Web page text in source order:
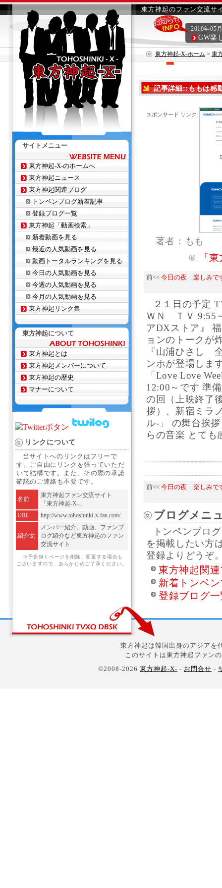
東方神起のファン交流サ
東方神起-X-ホーム > 東
2010年05
GW楽
記事詳細::ももは感
スポンサード リンク
著者：もも
「
前<< 今日の夜 楽しみで
２１日の予定
ＷＮ ＴＶ 9:55
アDXストア』
ョンのトークが
『山浦ひさし
ンホが登場しま
「Love Love
12:00～です 準
の回（上映終了
拶）、新宿ミラ
ル-」 の舞台挨
らの音楽 とても
前<< 今日の夜 楽しみで
ブログメニ
トンペンブロ
を掲載したい方
登録よりどうぞ
東方神起関
新着トンペ
登録ブログ
サイトメニュー
東方神起-X-のホームへ
東方神起ニュース
東方神起関連ブログ
トンペンブログ新着記事
登録ブログ一覧
東方神起「動画検索」
新着動画を見る
最近の人気動画を見る
動画トータルランキングを見る
今日の人気動画を見る
今週の人気動画を見る
今月の人気動画を見る
東方神起リンク集
東方神起について
東方神起とは
東方神起メンバーについて
東方神起の歴史
マナーについて
リンクについて
当サイトへのリンクはフリーで
す。ご自由にリンクを張っていただ
いて結構です。また、その際の承諾
確認のご連絡も不要です。
名前
東方神起ファン交流サイト
「東方神起-X-」
URL
http://www.tohoshinki-x-fan.com/
紹介文
メンバー紹介、動画、ファンブ
ログ紹介など東方神起のファン
交流サイト
※予告無くページを削除、変更する場合も
ございますので、あらかじめご了承ください。
東方神起は韓国出身のアジアを
このサイトは東方神起ファン
©2008-2026 東方神起-X- - お問合せ -